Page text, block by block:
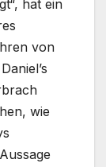
hat ein
von
wie